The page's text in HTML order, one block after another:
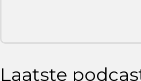
Laatste